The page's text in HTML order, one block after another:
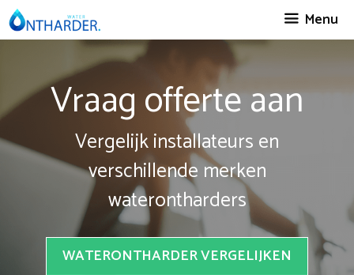
Spring
naar
Menu
Vraag offerte aan
Vergelijk installateurs en
verschillende merken
waterontharders
WATERONTHARDER VERGELIJKEN